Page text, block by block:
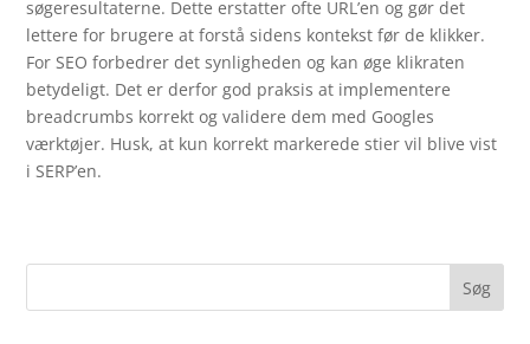
søgeresultaterne. Dette erstatter ofte URL’en og gør det
lettere for brugere at forstå sidens kontekst før de klikker.
For SEO forbedrer det synligheden og kan øge klikraten
betydeligt. Det er derfor god praksis at implementere
breadcrumbs korrekt og validere dem med Googles
værktøjer. Husk, at kun korrekt markerede stier vil blive vist
i SERP’en.